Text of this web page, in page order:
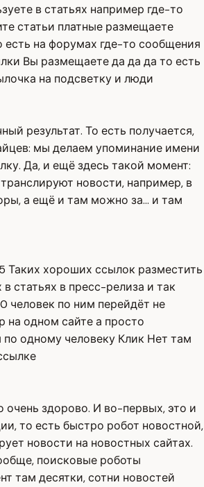
в статьях например где-то
статьи платные размещаете
есть на форумах где-то сообщения
Вы размещаете да да да то есть
на подсветку и люди
результат. То есть получается,
мы делаем упоминание имени
Да, и ещё здесь такой момент:
новости, например, в
а ещё и там можно за... и там
Таких хороших ссылок разместить
статьях в пресс-релиза и так
человек по ним перейдёт не
на одном сайте а просто
одному человеку Клик Нет там
очень здорово. И во-первых, это и
то есть быстро робот новостной,
новости на новостных сайтах.
поисковые роботы
там десятки, сотни новостей